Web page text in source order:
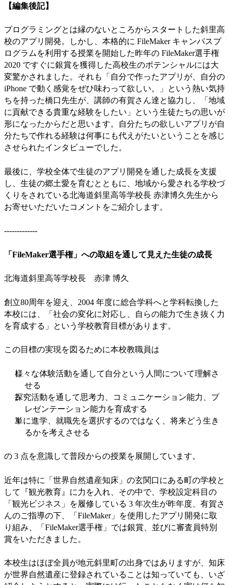
【編集後記】
プログラミングとは縁のないところからスタートした斜里高
校のアプリ開発。しかし、本格的に FileMaker キャンパスプ
ログラムを利用する授業を開始した昨年の FileMaker選手権
2020 ですぐに銀賞を獲得した高校生のポテンシャルには大
変驚かされました。それも「自分で作ったアプリが、自分の
iPhone で動く感覚をぜひ味わって欲しい。」という熱い気持
ちを持った橋口先生が、講師の有賀さん達と協力し、「地域
に貢献できる貴重な経験をしたい」という生徒たちの思いが
形になったからだと思います。自分たちの欲しいアプリが自
分たちで作れる経験は何事にも代えがたいということを感じ
させられたインタビューでした。
最後に、学校全体で生徒のアプリ開発を通した成長を支援
し、生徒の郷土愛を育むとともに、地域から愛される学校づ
くりをされている北海道斜里高等学校長 赤津博久先生から
お寄せいただいたコメントをご紹介します。
-------------
「FileMaker選手権」への取組を通して見えた生徒の成長
北海道斜里高等学校長 赤津 博久
創立80周年を迎え、2004 年度に総合学科へと学科転換した
本校には、「社会の変化に対応し、自らの能力で生き抜く力
を育成する」という学校教育目標があります。
この目標の実現を図るために本校教職員は
様々な体験活動を通して自分という人間について理解さ
せる
探究活動を通して思考力、コミュニケーション能力、プ
レゼンテーション能力を育成する
単に進学、就職先を選択するのではなく、将来どう生き
るかを考えさせる
の 3 点を意識して普段からの授業を展開しています。
近年は特に「世界自然遺産知床」の玄関口にある町の学校と
して『観光教育』に力を入れ、その中で、学校設定科目の
「観光ビジネス」を履修している 3 年次生が昨年度、有賀さ
んのご指導の下、「FileMaker」を使用したアプリ開発に取
り組み、「FileMaker選手権」では銀賞、並びに審査員特別
賞をいただきました。
本校生はほぼ全員が地元斜里町の出身ではありますが、知床
が世界自然遺産に登録されていることは知っていても、いざ